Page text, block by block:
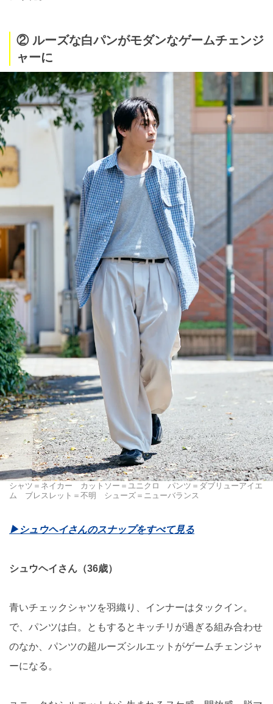
② ルーズな白パンがモダンなゲームチェンジ
ャーに
シャツ＝ネイカー カットソー＝ユニクロ パンツ＝ダブリューアイエ
ム ブレスレット＝不明 シューズ＝ニューバランス
▶︎シュウヘイさんのスナップをすべて見る
シュウヘイさん（36歳）
青いチェックシャツを羽織り、インナーはタックイン。
で、パンツは白。ともするとキッチリが過ぎる組み合わせ
のなか、パンツの超ルーズシルエットがゲームチェンジャ
ーになる。